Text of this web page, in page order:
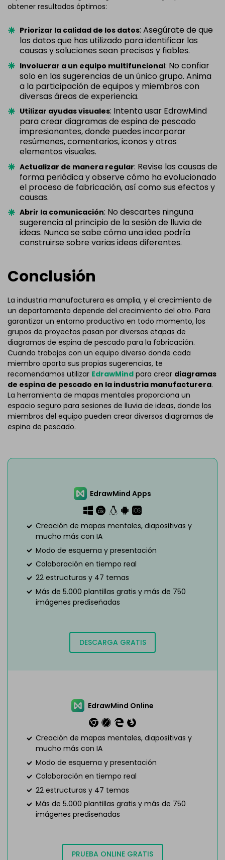
obtener resultados óptimos:
Priorizar la calidad de los datos: Asegúrate de que
los datos que has utilizado para identificar las
causas y soluciones sean precisos y fiables.
Involucrar a un equipo multifuncional: No confiar
solo en las sugerencias de un único grupo. Anima
a la participación de equipos y miembros con
diversas áreas de experiencia.
Utilizar ayudas visuales: Intenta usar EdrawMind
para crear diagramas de espina de pescado
impresionantes, donde puedes incorporar
resúmenes, comentarios, iconos y otros
elementos visuales.
Actualizar de manera regular: Revise las causas de
forma periódica y observe cómo ha evolucionado
el proceso de fabricación, así como sus efectos y
causas.
Abrir la comunicación: No descartes ninguna
sugerencia al principio de la sesión de lluvia de
ideas. Nunca se sabe cómo una idea podría
construirse sobre varias ideas diferentes.
Conclusión
La industria manufacturera es amplia, y el crecimiento de
un departamento depende del crecimiento del otro. Para
garantizar un entorno productivo en todo momento, los
grupos de proyectos pasan por diversas etapas de
diagramas de espina de pescado para la fabricación.
Cuando trabajas con un equipo diverso donde cada
miembro aporta sus propias sugerencias, te
recomendamos utilizar EdrawMind para crear diagramas
de espina de pescado en la industria manufacturera.
La herramienta de mapas mentales proporciona un
espacio seguro para sesiones de lluvia de ideas, donde los
miembros del equipo pueden crear diversos diagramas de
espina de pescado.
EdrawMind Apps
Creación de mapas mentales, diapositivas y
mucho más con IA
Modo de esquema y presentación
Colaboración en tiempo real
22 estructuras y 47 temas
Más de 5.000 plantillas gratis y más de 750
imágenes prediseñadas
DESCARGA GRATIS
EdrawMind Online
Creación de mapas mentales, diapositivas y
mucho más con IA
Modo de esquema y presentación
Colaboración en tiempo real
22 estructuras y 47 temas
Más de 5.000 plantillas gratis y más de 750
imágenes prediseñadas
PRUEBA ONLINE GRATIS